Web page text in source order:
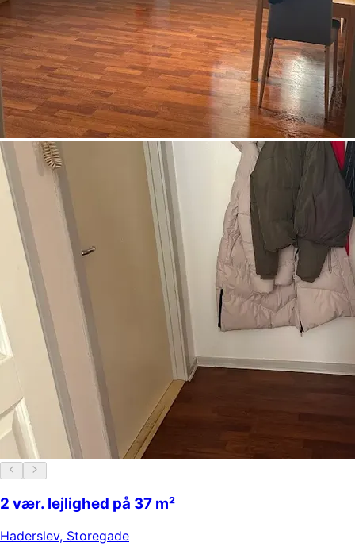
2 vær. lejlighed på 37 m²
Haderslev, Storegade